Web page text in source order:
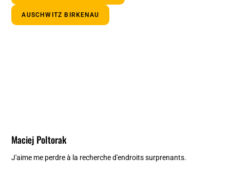
AUSCHWITZ BIRKENAU
Maciej Poltorak
J'aime me perdre à la recherche d'endroits surprenants.